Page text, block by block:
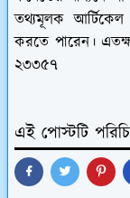
তথ্যমূলক
করতে পারেন।
২৩৩৫৭
এই পোস্টটি